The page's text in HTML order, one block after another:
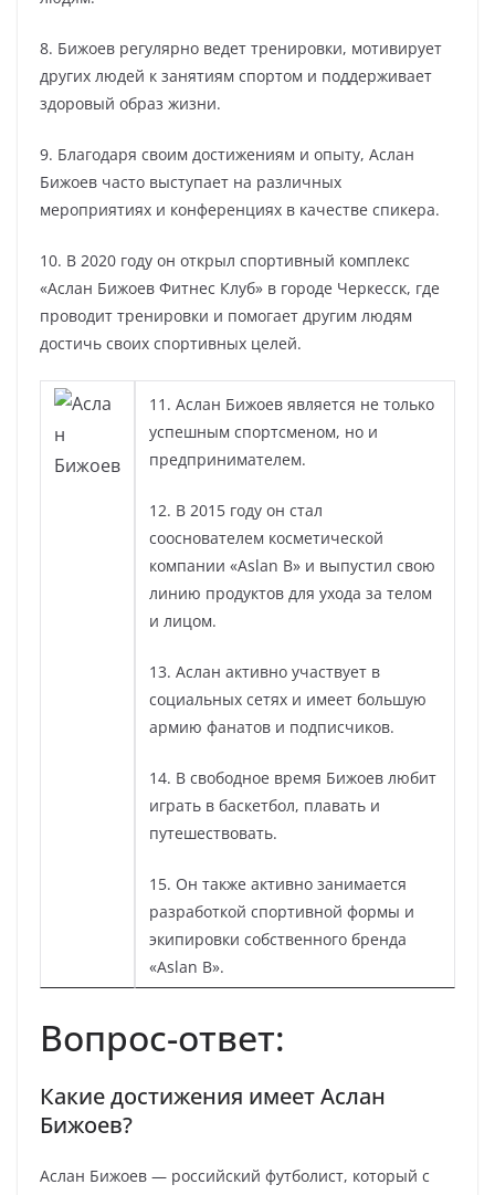
8. Бижоев регулярно ведет тренировки, мотивирует
других людей к занятиям спортом и поддерживает
здоровый образ жизни.
9. Благодаря своим достижениям и опыту, Аслан
Бижоев часто выступает на различных
мероприятиях и конференциях в качестве спикера.
10. В 2020 году он открыл спортивный комплекс
«Аслан Бижоев Фитнес Клуб» в городе Черкесск, где
проводит тренировки и помогает другим людям
достичь своих спортивных целей.
11. Аслан Бижоев является не только
успешным спортсменом, но и
предпринимателем.
12. В 2015 году он стал
сооснователем косметической
компании «Aslan B» и выпустил свою
линию продуктов для ухода за телом
и лицом.
13. Аслан активно участвует в
социальных сетях и имеет большую
армию фанатов и подписчиков.
14. В свободное время Бижоев любит
играть в баскетбол, плавать и
путешествовать.
15. Он также активно занимается
разработкой спортивной формы и
экипировки собственного бренда
«Aslan B».
Вопрос-ответ:
Какие достижения имеет Аслан
Бижоев?
Аслан Бижоев — российский футболист, который с